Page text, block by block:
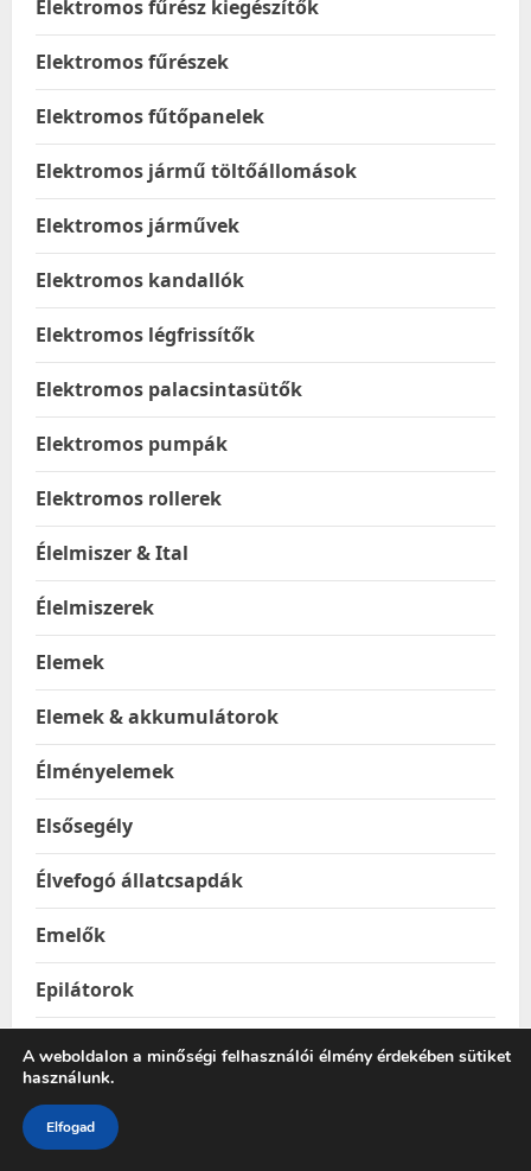
Elektromos fűrész kiegészítők
Elektromos fűrészek
Elektromos fűtőpanelek
Elektromos jármű töltőállomások
Elektromos járművek
Elektromos kandallók
Elektromos légfrissítők
Elektromos palacsintasütők
Elektromos pumpák
Elektromos rollerek
Élelmiszer & Ital
Élelmiszerek
Elemek
Elemek & akkumulátorok
Élményelemek
Elsősegély
Élvefogó állatcsapdák
Emelők
Epilátorok
Építkezés & Felújítás
Építőanyagok
Ereszhálók
A weboldalon a minőségi felhasználói élmény érdekében sütiket
használunk.
Elfogad